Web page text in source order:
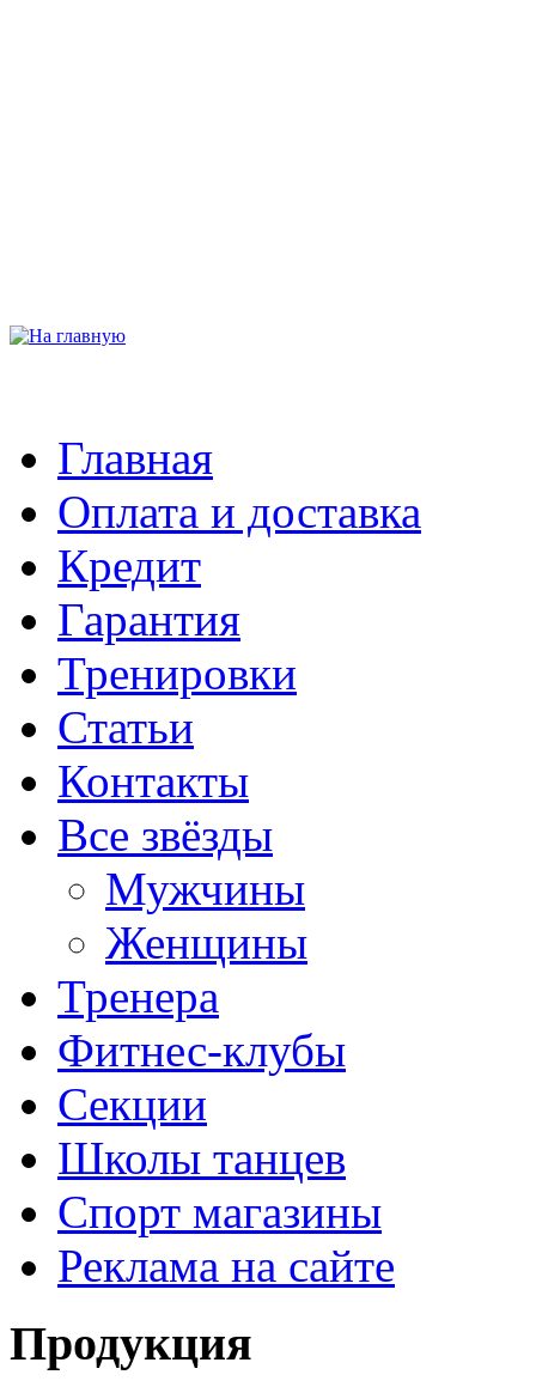
Главная
Оплата и доставка
Кредит
Гарантия
Тренировки
Статьи
Контакты
Все звёзды
Мужчины
Женщины
Тренера
Фитнес-клубы
Секции
Школы танцев
Спорт магазины
Реклама на сайте
Продукция